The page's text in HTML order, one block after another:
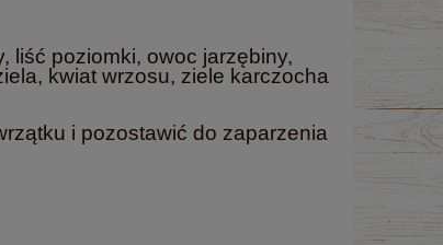
liść poziomki, owoc jarzębiny,
kwiat wrzosu, ziele karczocha
i pozostawić do zaparzenia